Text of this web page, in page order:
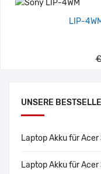
UNSERE
Laptop Akku für
Laptop Akku für Acer
LIP-